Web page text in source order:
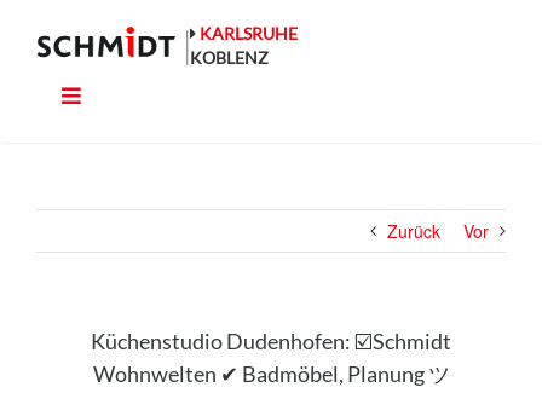
Inhalt
springen
KARLSRUHE
KOBLENZ
Wohnen
Ausstattung
Zurück Vor
Küchenstudio Dudenhofen: ☑️Schmidt
Wohnwelten ✔ Badmöbel, Planung ツ